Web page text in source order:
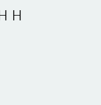
H